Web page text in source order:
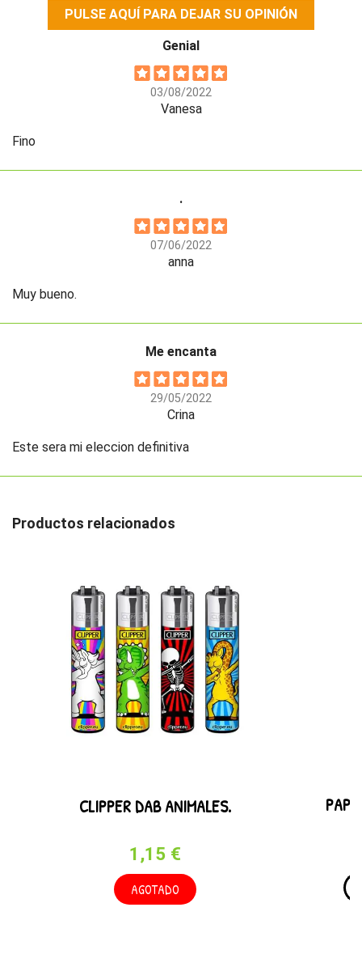
PULSE AQUÍ PARA DEJAR SU OPINIÓN
Genial
03/08/2022
Vanesa
Fino
.
07/06/2022
anna
Muy bueno.
Me encanta
29/05/2022
Crina
Este sera mi eleccion definitiva
Productos relacionados
CLIPPER DAB ANIMALES.
1,15 €
AGOTADO